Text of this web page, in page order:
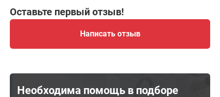
Оставьте первый отзыв!
Написать отзыв
Необходима помощь в подборе